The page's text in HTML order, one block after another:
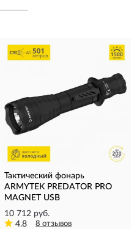
Тактический фонарь
ARMYTEK PREDATOR PRO
MAGNET USB
10 712 руб.
4.8
8 отзывов